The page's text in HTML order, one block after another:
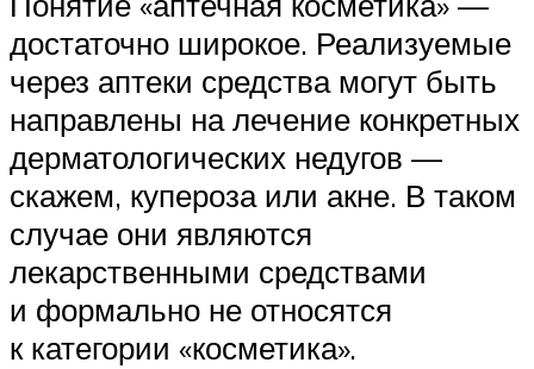
достаточно широкое. Реализуемые
через аптеки средства могут быть
направлены на лечение конкретных
дерматологических недугов —
скажем, купероза или акне. В таком
случае они являются
лекарственными средствами
и формально не относятся
к категории «косметика».